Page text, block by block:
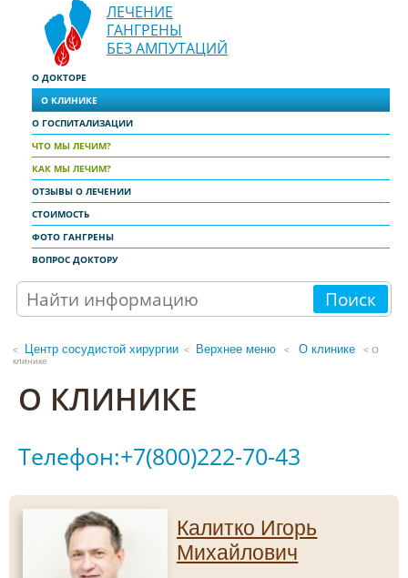
ЛЕЧЕНИЕ
ГАНГРЕНЫ
БЕЗ АМПУТАЦИЙ
О ДОКТОРЕ
О КЛИНИКЕ
О ГОСПИТАЛИЗАЦИИ
ЧТО МЫ ЛЕЧИМ?
КАК МЫ ЛЕЧИМ?
ОТЗЫВЫ О ЛЕЧЕНИИ
СТОИМОСТЬ
ФОТО ГАНГРЕНЫ
ВОПРОС ДОКТОРУ
Поиск
Центр сосудистой хирургии < Верхнее меню < О клинике
< О
клинике
О КЛИНИКЕ
Телефон:+7(800)222-70-43
Калитко Игорь
Михайлович